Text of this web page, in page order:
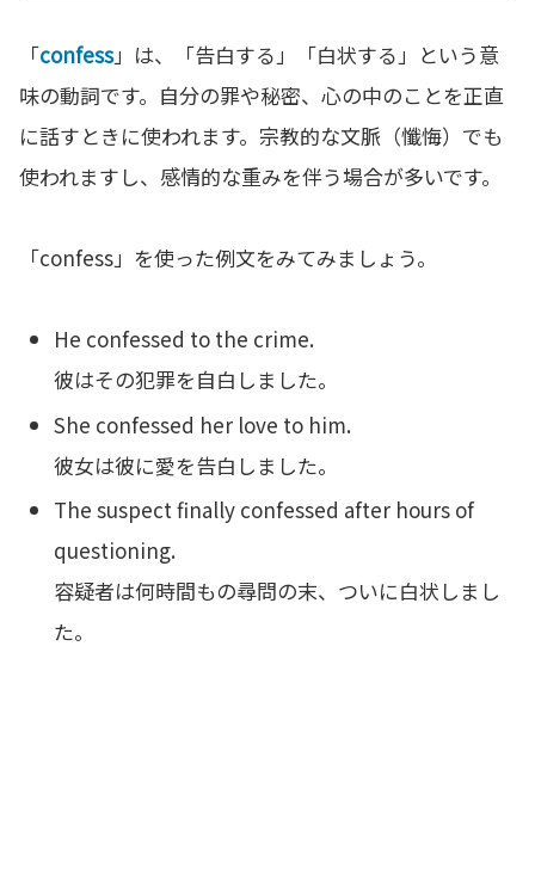
「confess」は、「告白する」「白状する」という意
味の動詞です。自分の罪や秘密、心の中のことを正直
に話すときに使われます。宗教的な文脈（懺悔）でも
使われますし、感情的な重みを伴う場合が多いです。
「confess」を使った例文をみてみましょう。
He confessed to the crime.
彼はその犯罪を自白しました。
She confessed her love to him.
彼女は彼に愛を告白しました。
The suspect finally confessed after hours of
questioning.
容疑者は何時間もの尋問の末、ついに白状しまし
た。